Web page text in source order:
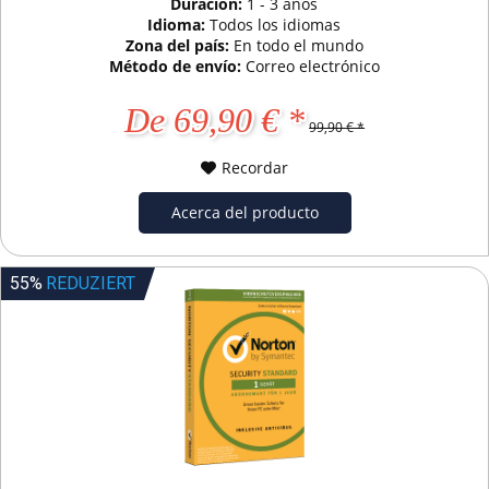
Idioma:Todos los idiomas
Zona del país: En todo el mundo
Método de envío: Correo electrónico
De 69,90 € * 99,90 € *
Recordar
Acerca del producto
55% REDUZIERT